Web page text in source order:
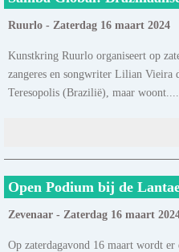
Ruurlo - Zaterdag 16 maart 2024
Kunstkring Ruurlo organiseert op
zangeres en songwriter Lilian Vieira
Teresopolis (Brazilië), maar woont......
Open Podium bij de
Zevenaar - Zaterdag 16 maart
Op zaterdagavond 16 maart wordt